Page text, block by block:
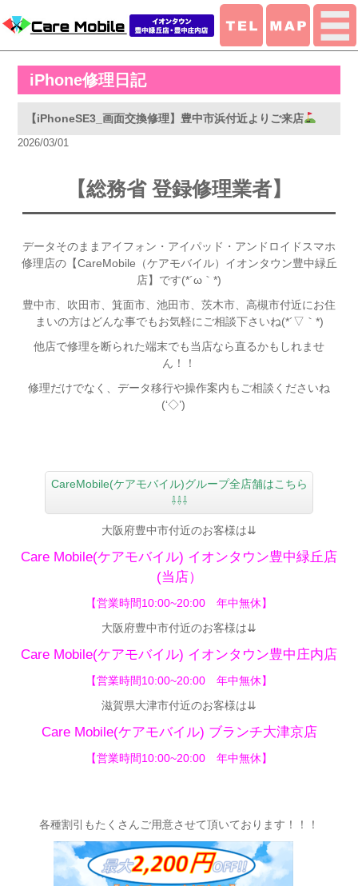
iPhone修理日記
【iPhoneSE3_画面交換修理】豊中市浜付近よりご来店
2026/03/01
【総務省 登録修理業者】
データそのままアイフォン・アイパッド・アンドロイドスマホ
修理店の【CareMobile（ケアモバイル）イオンタウン豊中緑丘
店】です(*´ω｀*)
豊中市、吹田市、箕面市、池田市、茨木市、高槻市付近にお住
まいの方はどんな事でもお気軽にご相談下さいね(*´▽｀*)
他店で修理を断られた端末でも当店なら直るかもしれませ
ん！！
修理だけでなく、データ移行や操作案内もご相談くださいね
(‘◇’)ゞ
CareMobile(ケアモバイル)グループ全店舗はこちら
⇩⇩⇩
大阪府豊中市付近のお客様は⇊
Care Mobile(ケアモバイル) イオンタウン豊中緑丘店
(当店）
【営業時間10:00~20:00 年中無休】
大阪府豊中市付近のお客様は⇊
Care Mobile(ケアモバイル) イオンタウン豊中庄内店
【営業時間10:00~20:00 年中無休】
滋賀県大津市付近のお客様は⇊
Care Mobile(ケアモバイル) ブランチ大津京店
【営業時間10:00~20:00 年中無休】
各種割引もたくさんご用意させて頂いてお ります！！！